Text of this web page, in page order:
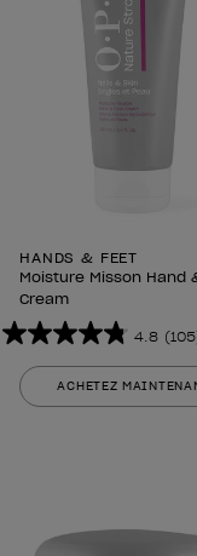
HANDS & FEET
Moisture Misson Hand
Cream
4.8
4.8
sur
5
ACHETEZ